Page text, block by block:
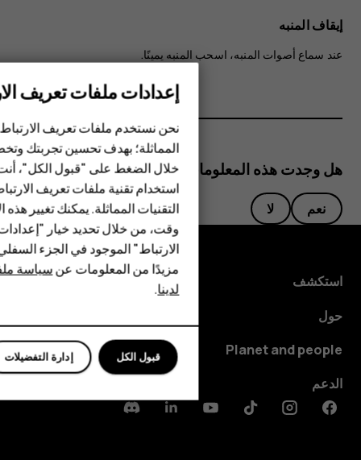
الهواتف الذكية
الهواتف المميزة
الأكسسوارات
HMD Terra M
HMD Watch
للأعمال
إيقاف المنبه
عند سماع أصوات المنبه، اسحب المنبه يمينًا.
هل وجدت هذه المعلومات مفيدة؟
نعم لا
استكشف
حول
Planet and people
الدعم
Facebook
Instagram
Tiktok
Youtube
Linkedin
Discord
إعدادات ملفات تعريف
نحن نستخدم ملفات تعريف
المماثلة؛ بهدف تحسين تجربتك
خلال الضغط على "قبول الكل"،
استخدام تقنية ملفات تعريف
التقنيات المماثلة. يمكنك تغيير
وقت، من خلال تحديد خيار
الارتباط" الموجود في الجزء
مزيدًا من المعلومات عنسياسة
لدينا.
إدارة التفضيلات قبول الكل